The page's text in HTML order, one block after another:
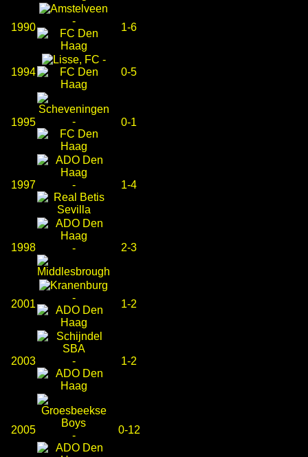
1990
-
1-6
1994
-
0-5
1995 - 0-1
1997 - 1-4
1998 - 2-3
2001
-
1-2
2003 - 1-2
2005 - 0-12